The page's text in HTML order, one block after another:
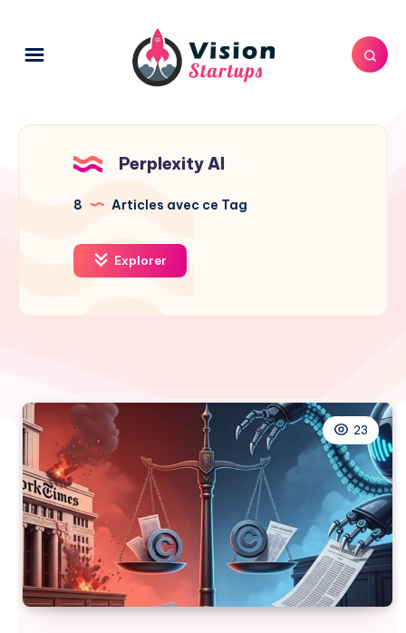
Perplexity AI
8 Articles avec ce Tag
Explorer
23